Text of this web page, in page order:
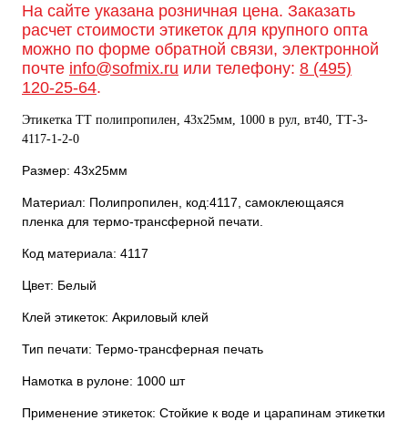
На сайте указана розничная цена. Заказать
расчет стоимости этикеток для крупного опта
можно по форме обратной связи, электронной
почте info@sofmix.ru или телефону: 8 (495)
120-25-64.
Этикетка ТТ полипропилен, 43х25мм, 1000 в рул, вт40, TТ-3-
4117-1-2-0
Размер: 43х25мм
Материал: Полипропилен, код:4117, самоклеющаяся
пленка для термо-трансферной печати.
Код материала: 4117
Цвет: Белый
Клей этикеток: Акриловый клей
Тип печати: Термо-трансферная печать
Намотка в рулоне: 1000 шт
Применение этикеток: Стойкие к воде и царапинам этикетки